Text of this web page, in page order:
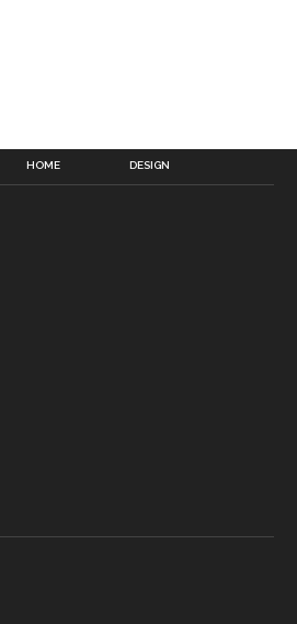
HOME DESIGN